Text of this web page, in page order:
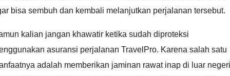
bisa sembuh dan kembali melanjutkan perjalanan tersebut.
kalian jangan khawatir ketika sudah diproteksi
asuransi perjalanan TravelPro. Karena salah satu
adalah memberikan jaminan rawat inap di luar negeri